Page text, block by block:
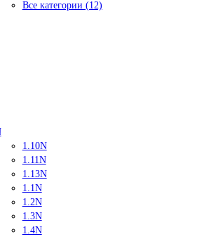
Все категории (12)
1.10N
1.11N
1.13N
1.1N
1.2N
1.3N
1.4N